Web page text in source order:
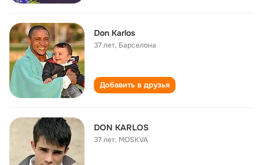
Don Karlos
37 лет, Барселона
Добавить в друзья
DON KARLOS
37 лет, MOSKVA